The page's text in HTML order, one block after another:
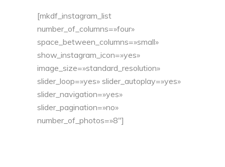
[mkdf_instagram_list
number_of_columns=»four»
space_between_columns=»small»
show_instagram_icon=»yes»
image_size=»standard_resolution»
slider_loop=»yes» slider_autoplay=»yes»
slider_navigation=»yes»
slider_pagination=»no»
number_of_photos=»8″]